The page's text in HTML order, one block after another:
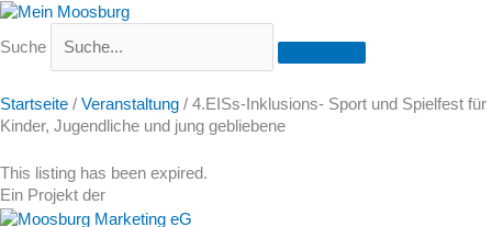
Suche
Startseite / Veranstaltung / 4.EISs-Inklusions- Sport und Spielfest für
Kinder, Jugendliche und jung gebliebene
This listing has been expired.
Ein Projekt der